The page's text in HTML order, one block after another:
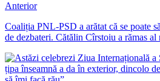
Anterior
Coaliția PNL-PSD a arătat că se poate
de dezbateri. Cătălin Cîrstoiu a rămas al